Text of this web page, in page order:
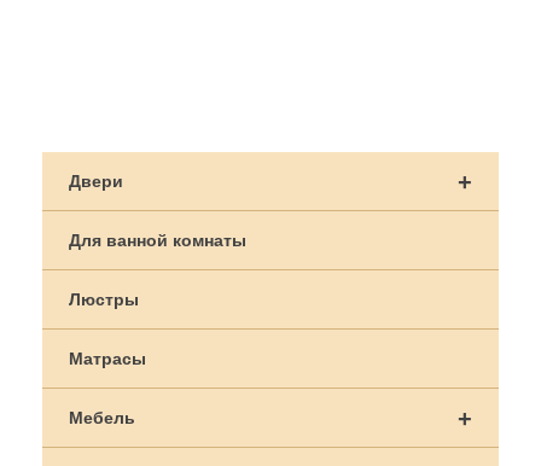
по
записям
+
Двери
Для ванной комнаты
Люстры
Матрасы
+
Мебель